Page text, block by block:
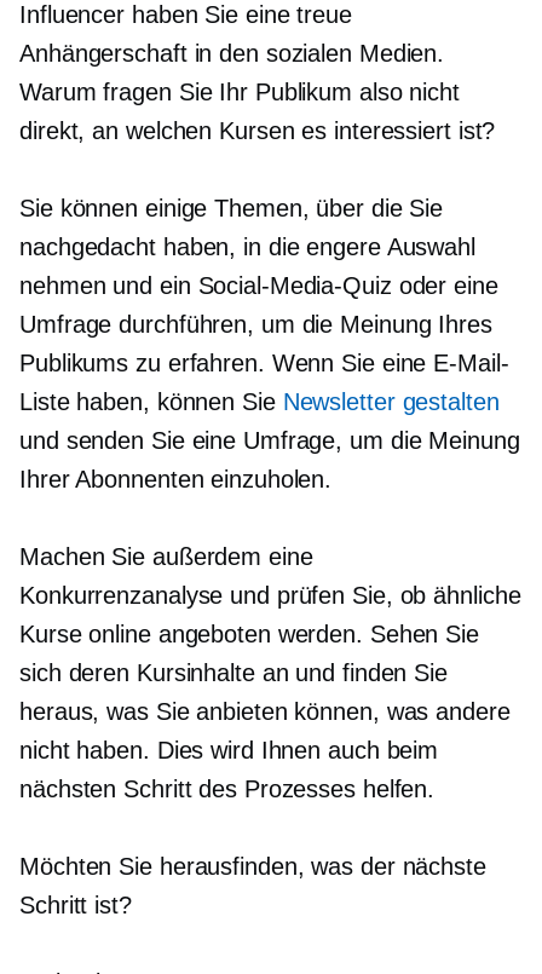
Influencer haben Sie eine treue
Anhängerschaft in den sozialen Medien.
Warum fragen Sie Ihr Publikum also nicht
direkt, an welchen Kursen es interessiert ist?
Sie können einige Themen, über die Sie
nachgedacht haben, in die engere Auswahl
nehmen und ein Social-Media-Quiz oder eine
Umfrage durchführen, um die Meinung Ihres
Publikums zu erfahren. Wenn Sie eine E-Mail-
Liste haben, können Sie Newsletter gestalten
und senden Sie eine Umfrage, um die Meinung
Ihrer Abonnenten einzuholen.
Machen Sie außerdem eine
Konkurrenzanalyse und prüfen Sie, ob ähnliche
Kurse online angeboten werden. Sehen Sie
sich deren Kursinhalte an und finden Sie
heraus, was Sie anbieten können, was andere
nicht haben. Dies wird Ihnen auch beim
nächsten Schritt des Prozesses helfen.
Möchten Sie herausfinden, was der nächste
Schritt ist?